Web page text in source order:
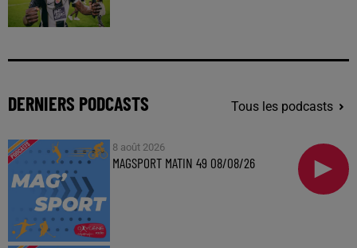
DERNIERS PODCASTS Tous les podcasts
8 août 2026
MAGSPORT MATIN 49 08/08/26